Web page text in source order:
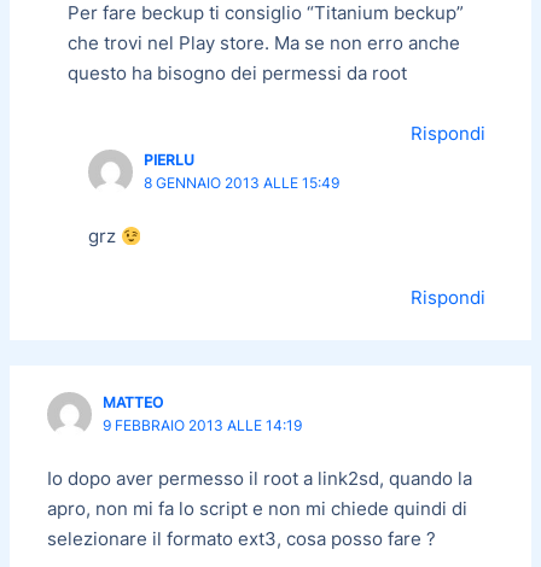
Per fare beckup ti consiglio “Titanium beckup”
che trovi nel Play store. Ma se non erro anche
questo ha bisogno dei permessi da root
Rispondi
PIERLU
8 GENNAIO 2013 ALLE 15:49
grz
Rispondi
MATTEO
9 FEBBRAIO 2013 ALLE 14:19
Io dopo aver permesso il root a link2sd, quando la
apro, non mi fa lo script e non mi chiede quindi di
selezionare il formato ext3, cosa posso fare ?